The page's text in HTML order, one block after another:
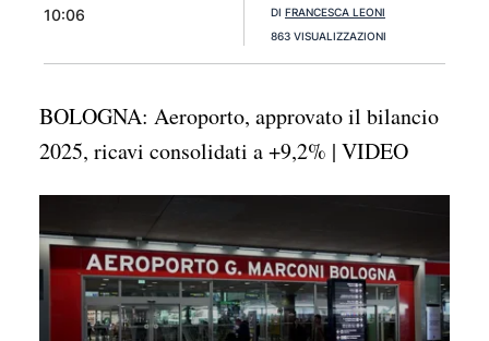
10:06
DI FRANCESCA LEONI
863 VISUALIZZAZIONI
BOLOGNA: Aeroporto, approvato il bilancio
2025, ricavi consolidati a +9,2% | VIDEO